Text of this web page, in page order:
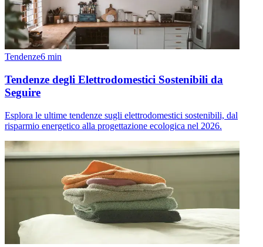
Tendenze6 min
Tendenze degli Elettrodomestici Sostenibili da
Seguire
Esplora le ultime tendenze sugli elettrodomestici sostenibili, dal
risparmio energetico alla progettazione ecologica nel 2026.